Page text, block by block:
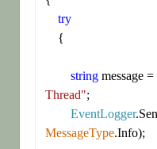
try
string message =
Thread";
EventLogger
MessageType.Info);